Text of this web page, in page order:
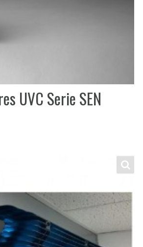
UVC Serie SEN